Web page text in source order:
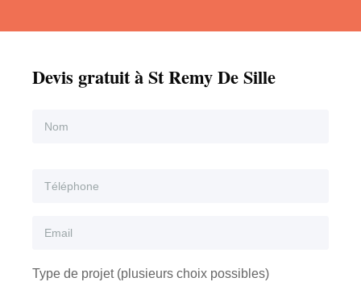
Devis gratuit à St Remy De Sille
Type de projet (plusieurs choix possibles)